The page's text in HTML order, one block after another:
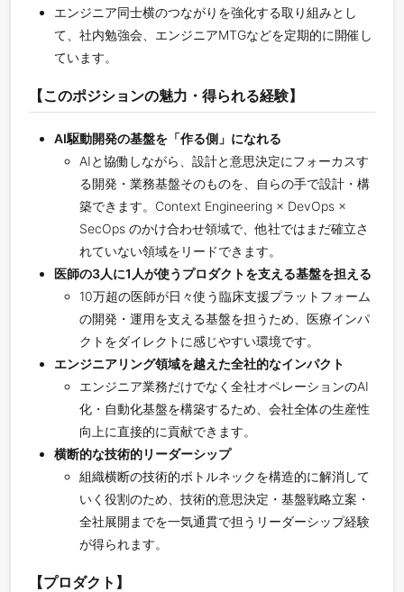
エンジニア同士横のつながりを強化する取り組みとし
て、社内勉強会、エンジニアMTGなどを定期的に開催し
ています。
【このポジションの魅力・得られる経験】
AI駆動開発の基盤を「作る側」になれる
AIと協働しながら、設計と意思決定にフォーカスす
る開発・業務基盤そのものを、自らの手で設計・構
築できます。Context Engineering × DevOps ×
SecOps のかけ合わせ領域で、他社ではまだ確立さ
れていない領域をリードできます。
医師の3人に1人が使うプロダクトを支える基盤を担える
10万超の医師が日々使う臨床支援プラットフォーム
の開発・運用を支える基盤を担うため、医療インパ
クトをダイレクトに感じやすい環境です。
エンジニアリング領域を越えた全社的なインパクト
エンジニア業務だけでなく全社オペレーションのAI
化・自動化基盤を構築するため、会社全体の生産性
向上に直接的に貢献できます。
横断的な技術的リーダーシップ
組織横断の技術的ボトルネックを構造的に解消して
いく役割のため、技術的意思決定・基盤戦略立案・
全社展開までを一気通貫で担うリーダーシップ経験
が得られます。
【プロダクト】